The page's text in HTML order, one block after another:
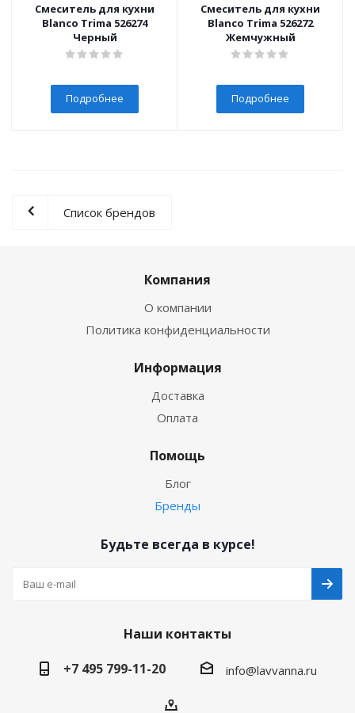
Смеситель для кухни
Blanco Trima 526274
Черный
Подробнее
Смеситель для кухни
Blanco Trima 526272
Жемчужный
Подробнее
Список брендов
Компания
О компании
Политика конфиденциальности
Информация
Доставка
Оплата
Помощь
Блог
Бренды
Будьте всегда в курсе!
Наши контакты
+7 495 799-11-20
info@lavvanna.ru